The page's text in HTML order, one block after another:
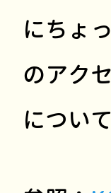
にちょ
のアク
につい